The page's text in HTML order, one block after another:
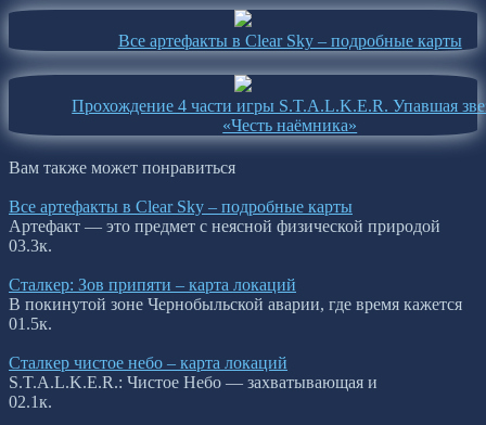
Все артефакты в Clear Sky – подробные карты
Прохождение 4 части игры S.T.A.L.K.E.R. Упавшая
«Честь наёмника»
Вам также может понравиться
Все артефакты в Clear Sky – подробные карты
Артефакт — это предмет с неясной физической природой
03.3к.
Сталкер: Зов припяти – карта локаций
В покинутой зоне Чернобыльской аварии, где время кажется
01.5к.
Сталкер чистое небо – карта локаций
S.T.A.L.K.E.R.: Чистое Небо — захватывающая и
02.1к.